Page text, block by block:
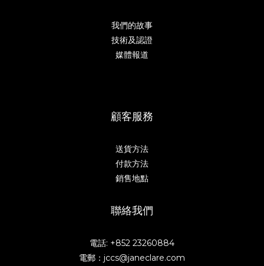
我們的故事
技術及認證
媒體報道
顧客服務
送貨方法
付款方法
銷售地點
聯絡我們
電話: +852 23260884
電郵：jccs@janeclare.com